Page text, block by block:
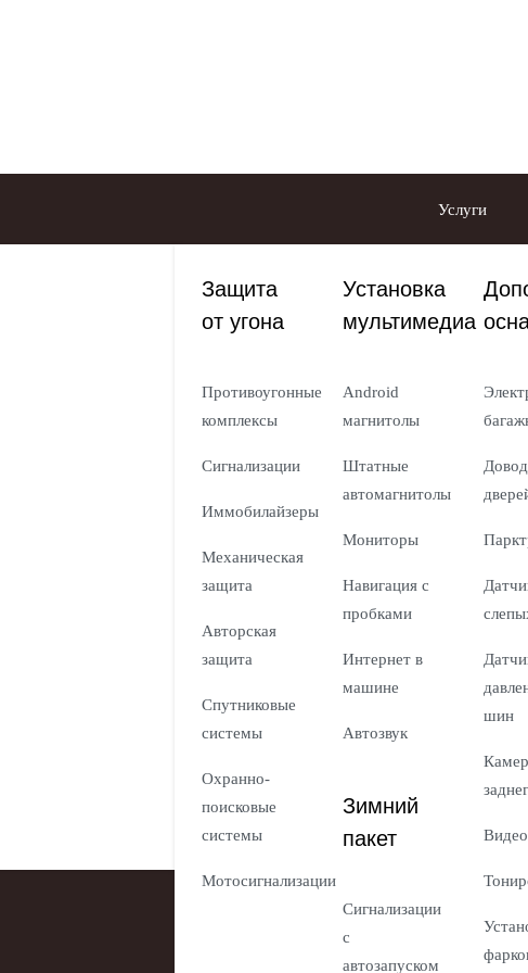
Услуги
Защита
от угона
Противоугонные
комплексы
Сигнализации
Иммобилайзеры
Механическая
защита
Авторская
защита
Спутниковые
системы
Охранно-
поисковые
системы
Мотосигнализации
Установка
мультимедиа
Android
магнитолы
Штатные
автомагнитолы
Мониторы
Навигация с
пробками
Интернет в
машине
Автозвук
Зимний
пакет
Сигнализации
с
автозапуском
шин